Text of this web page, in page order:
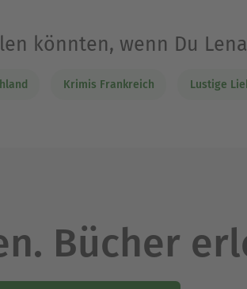
könnten, wenn Du
Krimis Frankreich Lustige
Bücher